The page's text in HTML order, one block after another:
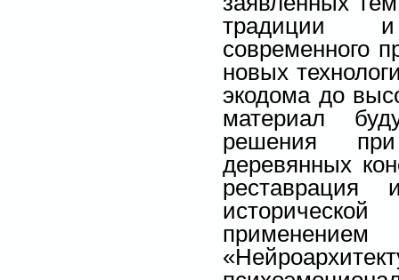
традиции и
современного
новых
экодома до
материал
решения при
деревянных
реставрация